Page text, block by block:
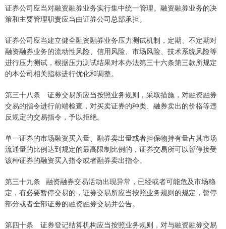
证券公司应当对融资融券业务实行集中统一管理。融资融券业务的决
策和主要管理职责应当由证券公司总部承担。
证券公司应当建立健全融资融券业务压力测试机制，定期、不定期对
融资融券业务的流动性风险、信用风险、市场风险、技术系统风险等
进行压力测试，根据压力测试结果对本办法第三十六条第三款所规定
的本公司相关指标进行优化和调整。
第三十八条 证券交易所应当按照业务规则，采取措施，对融资融券
交易的指令进行前端检查，对买卖证券的种类、融券卖出的价格等违
反规定的交易指令，予以拒绝。
单一证券的市场融资买入量、融券卖出量或者担保物持有量占其市场
流通量的比例达到规定的最高限制比例的，证券交易所可以暂停接受
该种证券的融资买入指令或者融券卖出指令。
第三十九条 融资融券交易活动出现异常，已经或者可能危及市场稳
定，有必要暂停交易的，证券交易所应当按照业务规则的规定，暂停
部分或者全部证券的融资融券交易并公告。
第四十条 证券登记结算机构应当按照业务规则，对与融资融券交易